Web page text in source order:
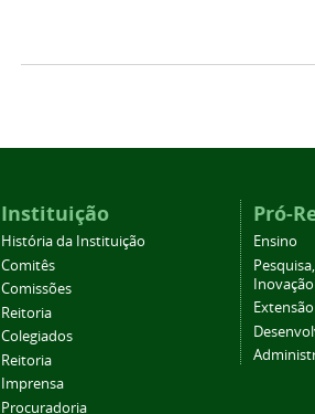
Instituição
História da Instituição
Comitês
Comissões
Reitoria
Colegiados
Reitoria
Imprensa
Procuradoria
Pró-
Ensino
Inovação
Extensão